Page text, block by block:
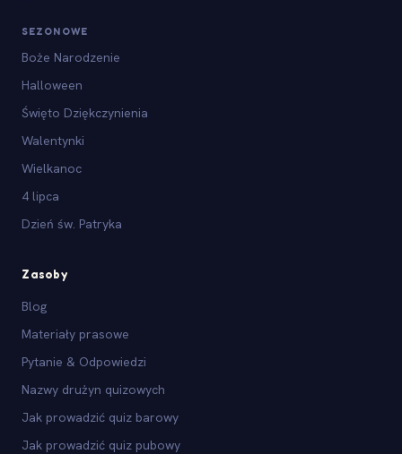
SEZONOWE
Boże Narodzenie
Halloween
Święto Dziękczynienia
Walentynki
Wielkanoc
4 lipca
Dzień św. Patryka
Zasoby
Blog
Materiały prasowe
Pytanie & Odpowiedzi
Nazwy drużyn quizowych
Jak prowadzić quiz barowy
Jak prowadzić quiz pubowy